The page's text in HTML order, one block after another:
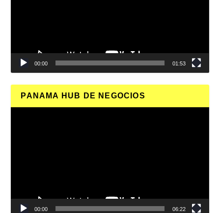
00:00 01:53
PANAMA HUB DE NEGOCIOS
00:00 06:22